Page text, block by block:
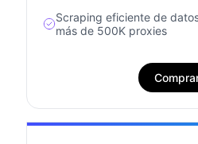
Scraping eficiente de
más de 500K proxies